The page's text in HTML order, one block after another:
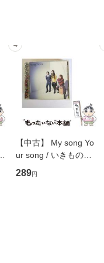
4
【中古】 My song Yo
ur song / いきものが
かり / [CD]【メール便
送料無料】
289円